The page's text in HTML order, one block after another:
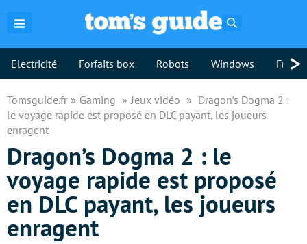
Electricité Forfaits box Robots Windows >
Tomsguide.fr Gaming Jeux vidéo
Dragon’s Dogma 2 :
le voyage rapide est proposé en DLC payant, les joueurs
enragent
Dragon’s Dogma 2 : le
voyage rapide est proposé
en DLC payant, les joueurs
enragent